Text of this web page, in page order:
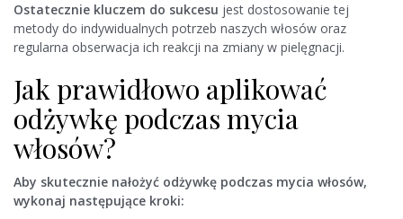
Ostatecznie kluczem do sukcesu jest dostosowanie tej
metody do indywidualnych potrzeb naszych włosów oraz
regularna obserwacja ich reakcji na zmiany w pielęgnacji.
Jak prawidłowo aplikować
odżywkę podczas mycia
włosów?
Aby skutecznie nałożyć odżywkę podczas mycia włosów,
wykonaj następujące kroki: